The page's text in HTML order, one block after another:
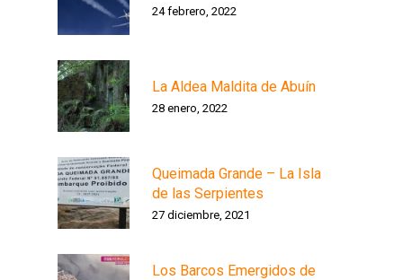
24 febrero, 2022
La Aldea Maldita de Abuín
28 enero, 2022
Queimada Grande – La Isla
de las Serpientes
27 diciembre, 2021
Los Barcos Emergidos de